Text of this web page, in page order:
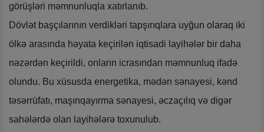
görüşləri məmnunluqla xatırlanıb.
Dövlət başçılarının verdikləri tapşırıqlara uyğun olaraq iki
ölkə arasında həyata keçirilən iqtisadi layihələr bir daha
nəzərdən keçirildi, onların icrasından məmnunluq ifadə
olundu. Bu xüsusda energetika, mədən sənayesi, kənd
təsərrüfatı, maşınqayırma sənayesi, əczaçılıq və digər
sahələrdə olan layihələrə toxunulub.